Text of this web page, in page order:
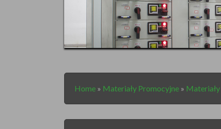
Home » Materiały Promocyjne »